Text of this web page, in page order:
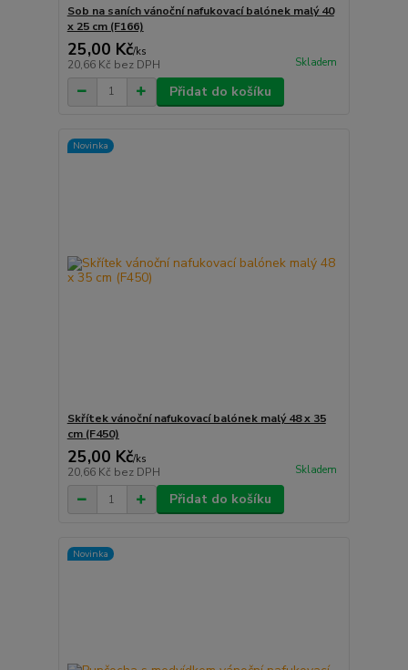
Sob na saních vánoční nafukovací balónek malý 40
x 25 cm (F166)
25,00 Kč/ks
20,66 Kč bez DPH Skladem
Přidat do košíku
Novinka
Skřítek vánoční nafukovací balónek malý 48 x 35
cm (F450)
25,00 Kč/ks
20,66 Kč bez DPH Skladem
Přidat do košíku
Novinka